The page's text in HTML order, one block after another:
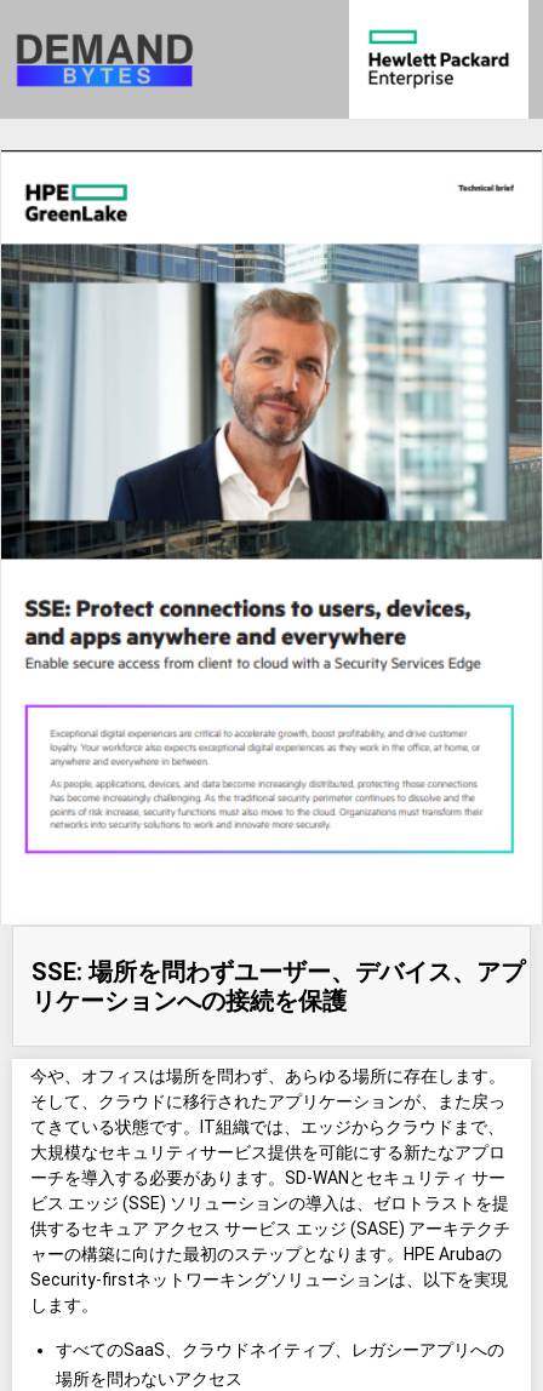
SSE: 場所を問わずユーザー、デバイス、アプ
リケーションへの接続を保護
今や、オフィスは場所を問わず、あらゆる場所に存在します。
そして、クラウドに移行されたアプリケーションが、また戻っ
てきている状態です。IT組織では、エッジからクラウドまで、
大規模なセキュリティサービス提供を可能にする新たなアプロ
ーチを導入する必要があります。SD-WANとセキュリティ サー
ビス エッジ (SSE) ソリューションの導入は、ゼロトラストを提
供するセキュア アクセス サービス エッジ (SASE) アーキテクチ
ャーの構築に向けた最初のステップとなります。HPE Arubaの
Security-firstネットワーキングソリューションは、以下を実現
します。
すべてのSaaS、クラウドネイティブ、レガシーアプリへの
場所を問わないアクセス